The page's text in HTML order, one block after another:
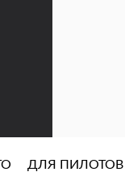
/ ДЛЯ